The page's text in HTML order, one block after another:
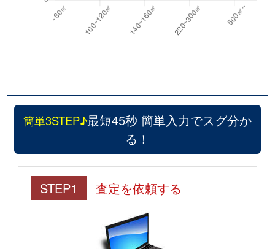
簡単3STEP♪最短45秒 簡単入力でスグ分か
る！
STEP1 査定を依頼する